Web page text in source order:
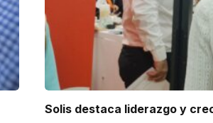
Solis destaca liderazgo y